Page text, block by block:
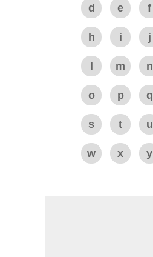
d e f
h i j
m n
o p q
s t u
w x y